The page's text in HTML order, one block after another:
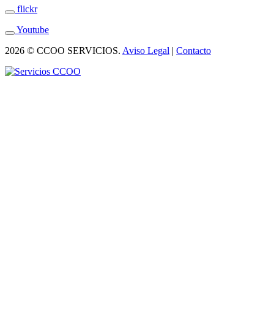
flickr
Youtube
2026 © CCOO SERVICIOS. Aviso Legal | Contacto